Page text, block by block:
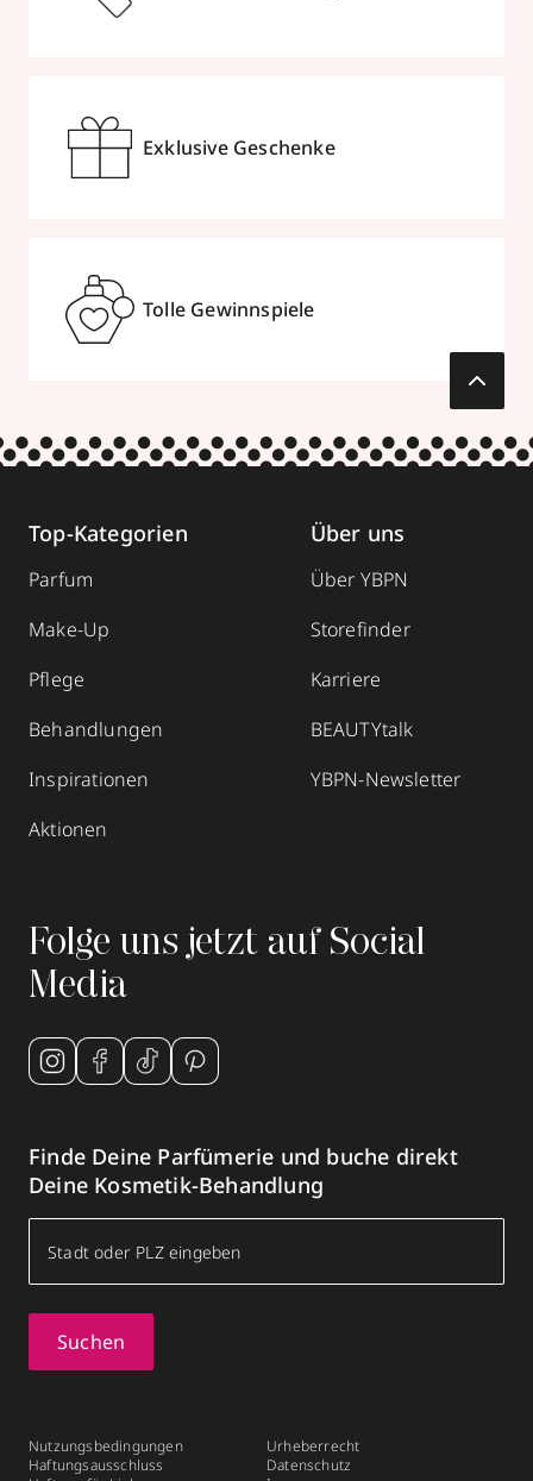
Exklusive Geschenke
Tolle Gewinnspiele
Top-Kategorien
Parfum
Make-Up
Pflege
Behandlungen
Inspirationen
Aktionen
Über uns
Über YBPN
Storefinder
Karriere
BEAUTYtalk
YBPN-Newsletter
Folge uns jetzt auf Social
Media
Finde Deine Parfümerie und buche direkt
Deine Kosmetik-Behandlung
Suchen
Nutzungsbedingungen
Haftungsausschluss
Urheberrecht
Datenschutz